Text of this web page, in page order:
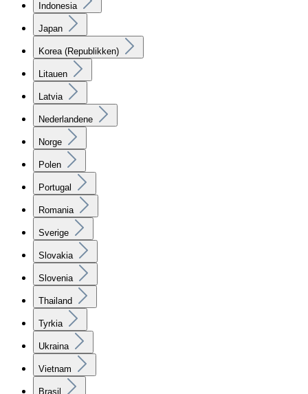
Indonesia
Japan
Korea (Republikken)
Litauen
Latvia
Nederlandene
Norge
Polen
Portugal
Romania
Sverige
Slovakia
Slovenia
Thailand
Tyrkia
Ukraina
Vietnam
Brasil